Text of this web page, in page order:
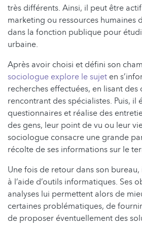
très différents. Ainsi, il peut être
marketing ou ressources humaines
dans la fonction publique pour
urbaine.
Après avoir choisi et défini son
sociologue explore le sujet en
recherches effectuées, en lisant des
rencontrant des spécialistes. Puis, il
questionnaires et réalise des
des gens, leur point de vu ou leur
sociologue consacre une grande
récolte de ses informations sur le
Une fois de retour dans son
à l’aide d’outils informatiques. Ses
analyses lui permettent alors de
certaines problématiques, de
de proposer éventuellement des